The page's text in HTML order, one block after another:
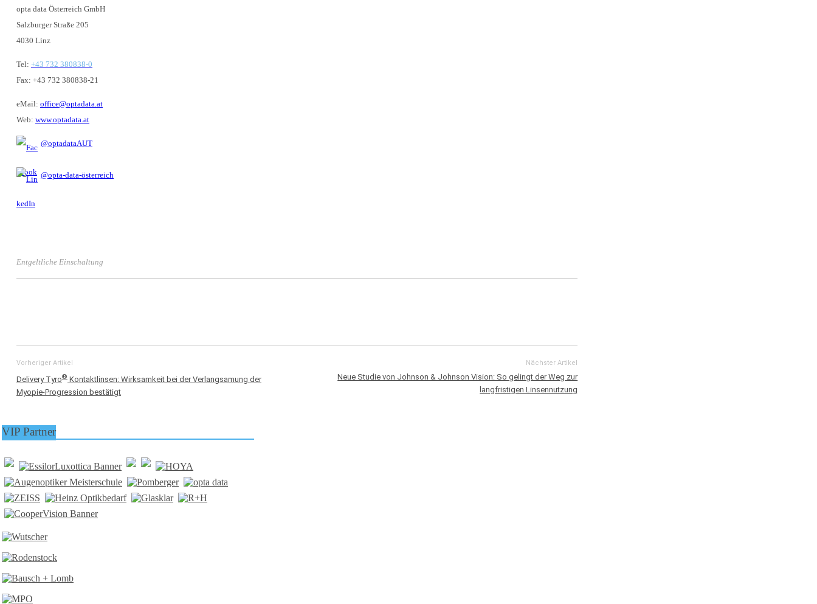
opta data Österreich GmbH
Salzburger Straße 205
4030 Linz
Tel: +43 732 380838-0
Fax: +43 732 380838-21
eMail: office@optadata.at
Web: www.optadata.at
@optadataAUT
@opta-data-österreich
Entgeltliche Einschaltung
Vorheriger Artikel
Delivery Tyro® Kontaktlinsen: Wirksamkeit bei der Verlangsamung der
Myopie-Progression bestätigt
Nächster Artikel
Neue Studie von Johnson & Johnson Vision: So gelingt der Weg zur
langfristigen Linsennutzung
VIP Partner